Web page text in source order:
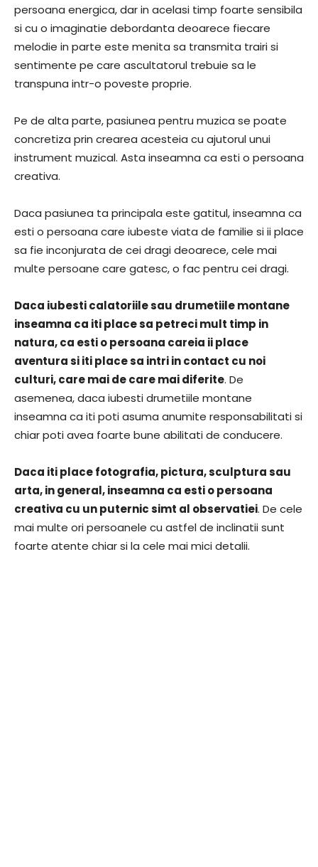
persoana energica, dar in acelasi timp foarte sensibila
si cu o imaginatie debordanta deoarece fiecare
melodie in parte este menita sa transmita trairi si
sentimente pe care ascultatorul trebuie sa le
transpuna intr-o poveste proprie.
Pe de alta parte, pasiunea pentru muzica se poate
concretiza prin crearea acesteia cu ajutorul unui
instrument muzical. Asta inseamna ca esti o persoana
creativa.
Daca pasiunea ta principala este gatitul, inseamna ca
esti o persoana care iubeste viata de familie si ii place
sa fie inconjurata de cei dragi deoarece, cele mai
multe persoane care gatesc, o fac pentru cei dragi.
Daca iubesti calatoriile sau drumetiile montane
inseamna ca iti place sa petreci mult timp in
natura, ca esti o persoana careia ii place
aventura si iti place sa intri in contact cu noi
culturi, care mai de care mai diferite. De
asemenea, daca iubesti drumetiile montane
inseamna ca iti poti asuma anumite responsabilitati si
chiar poti avea foarte bune abilitati de conducere.
Daca iti place fotografia, pictura, sculptura sau
arta, in general, inseamna ca esti o persoana
creativa cu un puternic simt al observatiei. De cele
mai multe ori persoanele cu astfel de inclinatii sunt
foarte atente chiar si la cele mai mici detalii.